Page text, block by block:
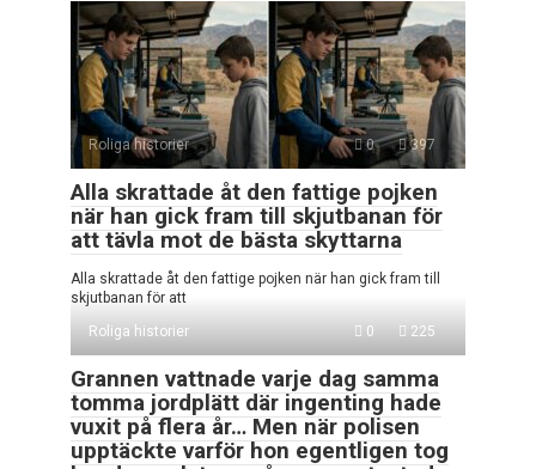
Roliga historier 0 397
Alla skrattade åt den fattige pojken
när han gick fram till skjutbanan för
att tävla mot de bästa skyttarna
Alla skrattade åt den fattige pojken när han gick fram till
skjutbanan för att
Roliga historier
0 225
Grannen vattnade varje dag samma
tomma jordplätt där ingenting hade
vuxit på flera år… Men när polisen
upptäckte varför hon egentligen tog